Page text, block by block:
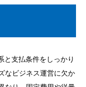
と支払条件をしっかり
なビジネス運営に欠か